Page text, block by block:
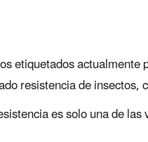
etiquetados
resistencia de
es solo una de